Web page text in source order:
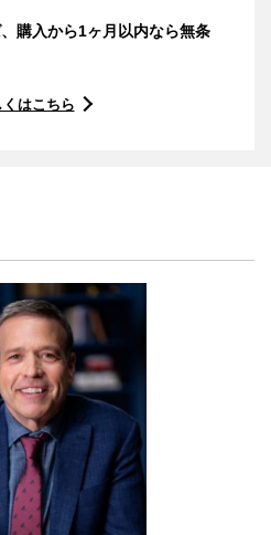
購入から1ヶ月以内なら無条
くはこちら